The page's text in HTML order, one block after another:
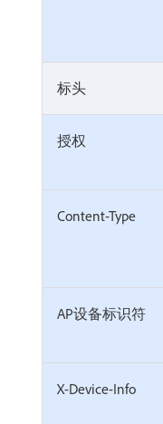
标头
授权
Content-Type
AP设备标识符
X-Device-Info